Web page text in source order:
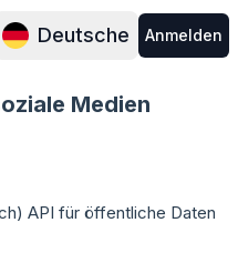
Deutsche Anmelden
Medien
API für öffentliche Daten